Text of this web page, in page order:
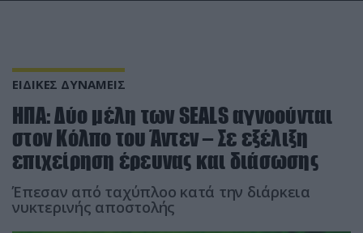
ΕΙΔΙΚΕΣ ΔΥΝΑΜΕΙΣ
ΗΠΑ: Δύο μέλη των SEALS αγνοούνται
στον Κόλπο του Άντεν – Σε εξέλιξη
επιχείρηση έρευνας και διάσωσης
Έπεσαν από ταχύπλοο κατά την διάρκεια
νυκτερινής αποστολής